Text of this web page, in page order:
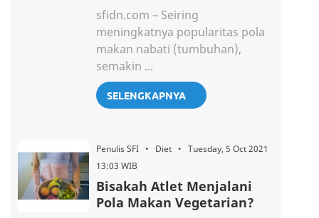
sfidn.com – Seiring
meningkatnya popularitas pola
makan nabati (tumbuhan),
semakin ...
SELENGKAPNYA
Penulis SFI • Diet • Tuesday, 5 Oct 2021
13:03 WIB
Bisakah Atlet Menjalani
Pola Makan Vegetarian?